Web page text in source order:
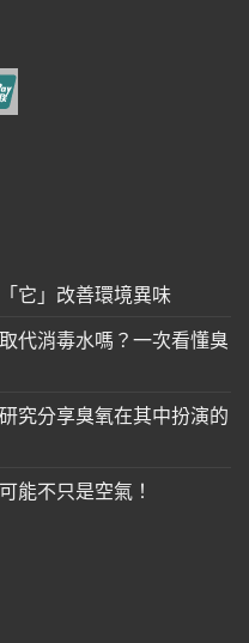
它」改善環境異味
代消毒水嗎？一次看懂臭
究分享臭氧在其中扮演的
能不只是空氣！